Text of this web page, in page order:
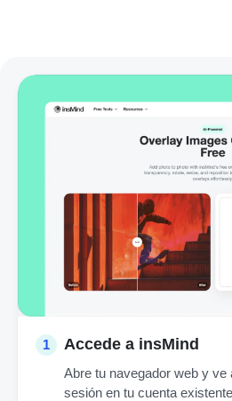
1 Accede a insMind
Abre tu navegador web y ve
sesión en tu cuenta